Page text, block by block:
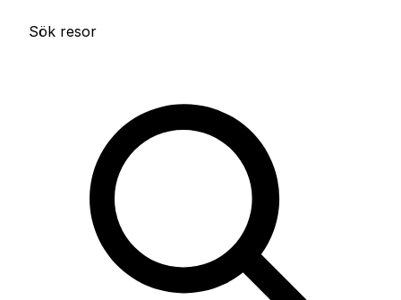
Sök resor